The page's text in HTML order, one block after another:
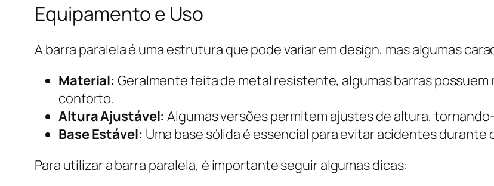
Equipamento e Uso
A barra paralela é uma estrutura que pode variar em design, mas algumas
Material: Geralmente feita de metal resistente, algumas barras
conforto.
Altura Ajustável: Algumas versões permitem ajustes de altura,
Base Estável: Uma base sólida é essencial para evitar acidentes durante
Para utilizar a barra paralela, é importante seguir algumas dicas: